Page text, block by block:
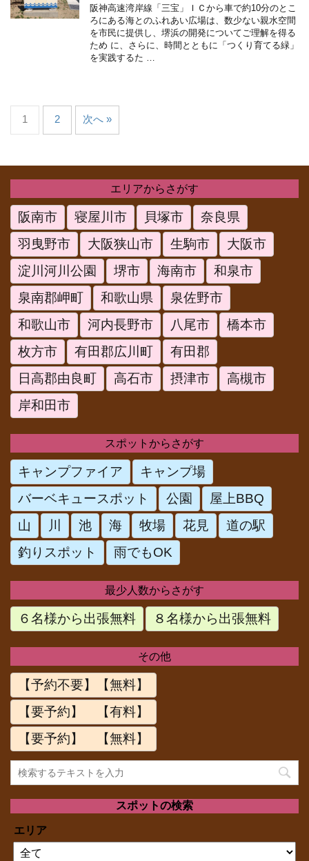
阪神高速湾岸線「三宝」ＩＣから車で約10分のとこ
ろにある海とのふれあい広場は、数少ない親水空間
を市民に提供し、堺浜の開発についてご理解を得る
ため に、さらに、時間とともに「つくり育てる緑」
を実践するた …
1 2 次へ »
エリアからさがす
阪南市 寝屋川市 貝塚市
奈良県
羽曳野市
大阪狭山市 生駒市
大阪市
淀川河川公園
堺市 海南市
和泉市
泉南郡岬町
和歌山県
泉佐野市
和歌山市
河内長野市 八尾市
橋本市
枚方市
有田郡広川町
有田郡
日高郡由良町
高石市 摂津市
高槻市
岸和田市
スポットからさがす
キャンプファイア
キャンプ場
バーベキュースポット
公園
屋上BBQ
山
川 池 海 牧場 花見
道の駅
釣りスポット
雨でもOK
最少人数からさがす
６名様から出張無料 ８名様から出張無料
その他
【予約不要】【無料】
【要予約】 【有料】
【要予約】 【無料】
スポットの検索
エリア